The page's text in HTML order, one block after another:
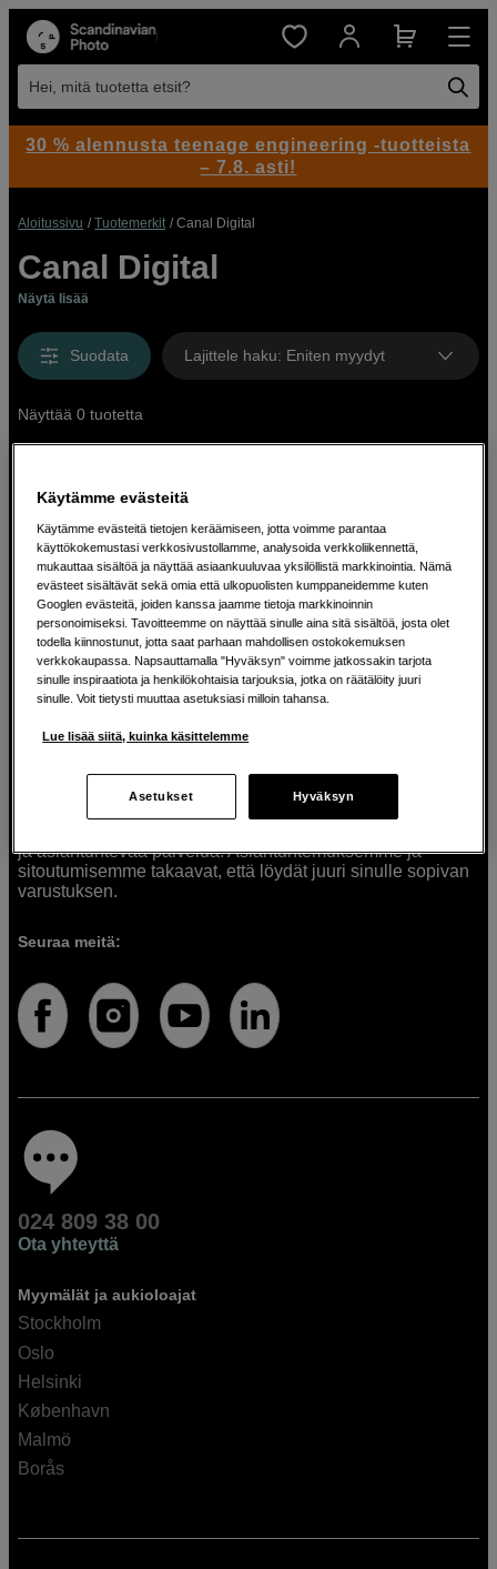
Hei, mitä tuotetta etsit?
Aloitussivu Tuotemerkit Canal Digital
Canal Digital
Näytä lisää
Suodata Lajittele haku: Eniten myydyt
Näyttää 0 tuotetta
Ratkaisuja luoville ihmisille jo vuodesta
1982
Olemme Scandinavian Photolla jo yli 40 vuoden ajan
auttaneet luovia ihmisiä toteuttamaan visioitaan.
Tarjoamme inspiraatiota, asiantuntemusta ja tuotteita
muun muassa valokuvauksen, äänen, videokuvauksen ja
musiikin ja taiteen harrastajia. Oikeilla työkaluilla ideat
muuttuvat todellisuudeksi. Autamme sinua valitsemaan
ja asiantuntevaa palvelua. Asiantuntemuksemme ja
sitoutumisemme takaavat, että löydät juuri sinulle sopivan
varustuksen.
Seuraa meitä:
024 809 38 00
Ota yhteyttä
Myymälät ja aukioloajat
Stockholm
Oslo
Helsinki
København
Malmö
Borås
30 % alennusta teenage engineering -tuotteista
– 7.8. asti!
Käytämme evästeitä
Käytämme evästeitä tietojen keräämiseen, jotta voimme parantaa
käyttökokemustasi verkkosivustollamme, analysoida verkkoliikennettä,
mukauttaa sisältöä ja näyttää asiaankuuluvaa yksilöllistä markkinointia. Nämä
evästeet sisältävät sekä omia että ulkopuolisten kumppaneidemme kuten
Googlen evästeitä, joiden kanssa jaamme tietoja markkinoinnin
personoimiseksi. Tavoitteemme on näyttää sinulle aina sitä sisältöä, josta olet
todella kiinnostunut, jotta saat parhaan mahdollisen ostokokemuksen
verkkokaupassa. Napsauttamalla "Hyväksyn" voimme jatkossakin tarjota
sinulle inspiraatiota ja henkilökohtaisia tarjouksia, jotka on räätälöity juuri
sinulle. Voit tietysti muuttaa asetuksiasi milloin tahansa.
Lue lisää siitä, kuinka käsittelemme
Asetukset Hyväksyn